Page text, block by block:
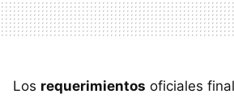
Los requerimientos oficiales